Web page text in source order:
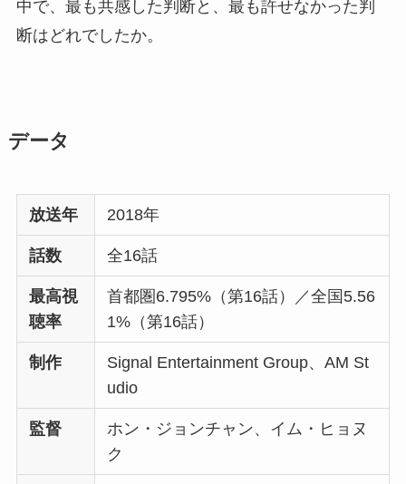
中で、最も共感した判断と、最も許せなかった判
断はどれでしたか。
データ
放送年 2018年
話数 全16話
最高視
聴率
首都圏6.795%（第16話）／全国5.56
1%（第16話）
制作
Signal Entertainment Group、AM St
udio
監督
ホン・ジョンチャン、イム・ヒョヌ
ク